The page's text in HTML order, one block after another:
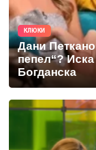
КЛЮКИ
Дани
пепел“?
Богданска